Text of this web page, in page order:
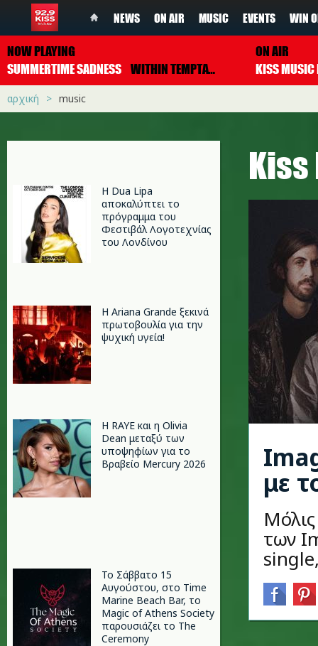
NEWS ON AIR MUSIC EVENTS WIN
NOW PLAYING
SUMMERTIME SADNESS WITHIN TEMPTATION
ON AIR
αρχική music
Η Dua Lipa
αποκαλύπτει το
πρόγραμμα του
Φεστιβάλ Λογοτεχνίας
του Λονδίνου
Η Ariana Grande ξεκινά
πρωτοβουλία για την
ψυχική υγεία!
Η RAYE και η Olivia
Dean μεταξύ των
υποψηφίων για το
Βραβείο Mercury 2026
Το Σάββατο 15
Αυγούστου, στο Time
Marine Beach Bar, το
Magic of Athens Society
παρουσιάζει το The
Ceremony
Κiss
με
των